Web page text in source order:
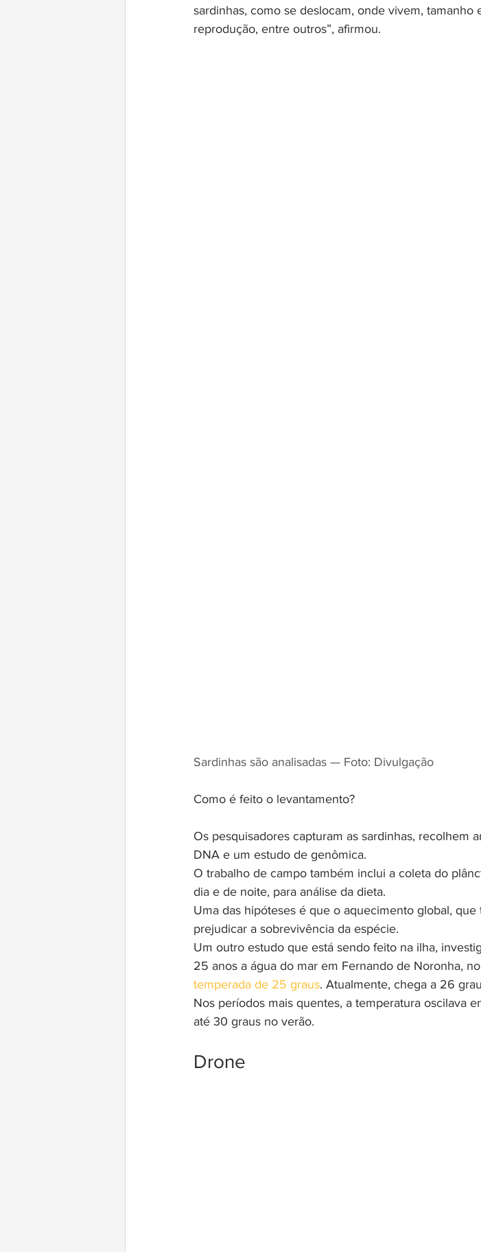
sardinhas, como se deslocam, onde vivem, tamanho
reprodução, entre outros”, afirmou.
Sardinhas são analisadas — Foto: Divulgação
Como é feito o levantamento?
Os pesquisadores capturam as sardinhas, recolhem
DNA e um estudo de genômica.
O trabalho de campo também inclui a coleta do
dia e de noite, para análise da dieta.
Uma das hipóteses é que o aquecimento global,
prejudicar a sobrevivência da espécie.
Um outro estudo que está sendo feito na ilha,
25 anos a água do mar em Fernando de Noronha,
temperada de 25 graus. Atualmente, chega a 26
Nos períodos mais quentes, a temperatura oscilava
até 30 graus no verão.
Drone